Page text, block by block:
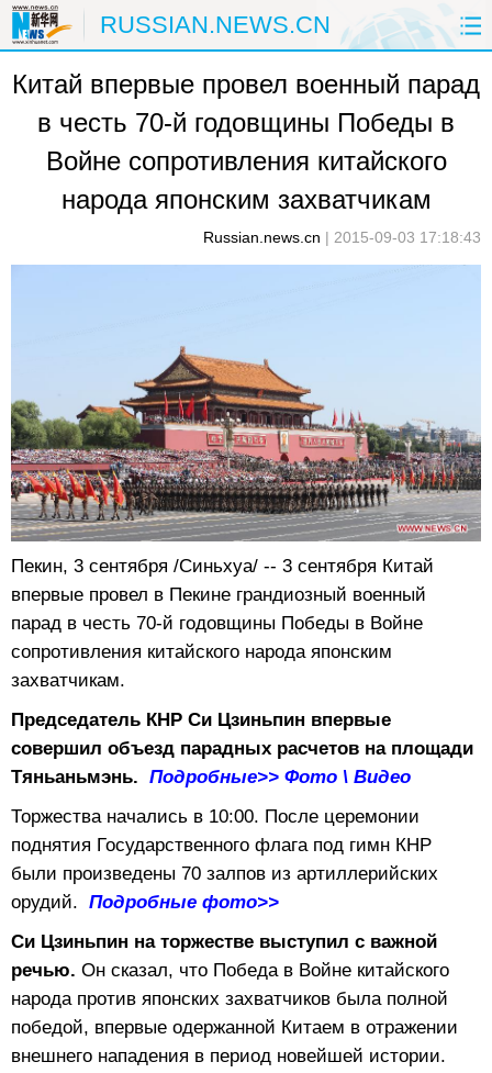
RUSSIAN.NEWS.CN
ГЛАВНАЯ КИТАЙ РФ И СНГ
В МИРЕ ЭКОНОМИКА ОБЩЕСТВО
НАУКА ПРИРОДА КУЛЬТУРА
ЗДОРОВЬЕ ФОТОЛЕНТЫ
Китай впервые провел военный парад
в честь 70-й годовщины Победы в
Войне сопротивления китайского
народа японским захватчикам
Russian.news.cn | 2015-09-03 17:18:43
Пекин, 3 сентября /Синьхуа/ -- 3 сентября Китай
впервые провел в Пекине грандиозный военный
парад в честь 70-й годовщины Победы в Войне
сопротивления китайского народа японским
захватчикам.
Председатель КНР Си Цзиньпин впервые
совершил объезд парадных расчетов на площади
Тяньаньмэнь. Подробные>> Фото \ Видео
Торжества начались в 10:00. После церемонии
поднятия Государственного флага под гимн КНР
были произведены 70 залпов из артиллерийских
орудий. Подробные фото>>
Си Цзиньпин на торжестве выступил с важной
речью. Он сказал, что Победа в Войне китайского
народа против японских захватчиков была полной
победой, впервые одержанной Китаем в отражении
внешнего нападения в период новейшей истории.